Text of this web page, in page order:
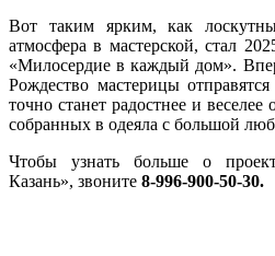
Вот таким ярким, как
атмосфера в мастерской, стал
«Милосердие в каждый дом».
Рождество мастерицы
точно станет радостнее и веселее
собранных в одеяла с большой
Чтобы узнать больше о
Казань», звоните 8-996-900-50-30.